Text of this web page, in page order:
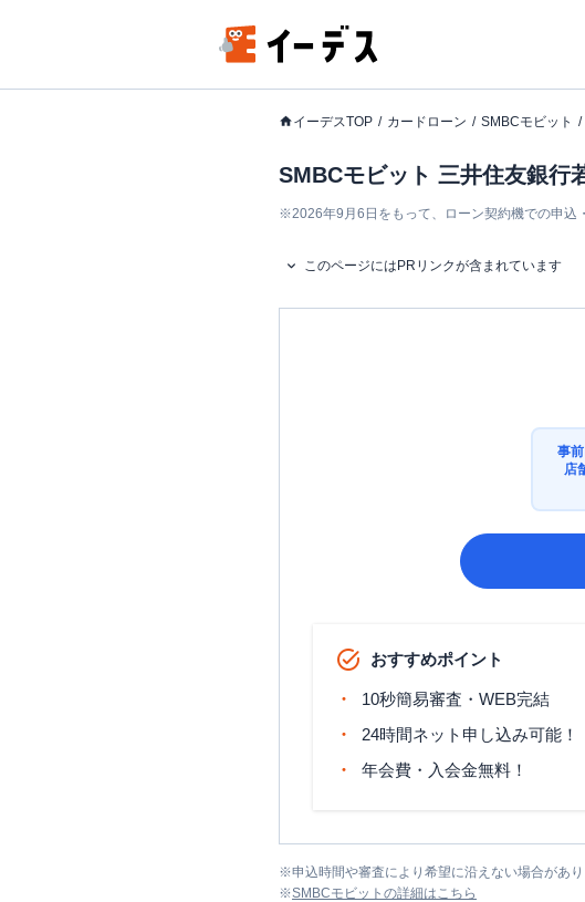
イーデスTOP カードローン SMBCモビット
SMBCモビット 三井住友銀行
※2026年9月6日をもって、ローン契約機での申込
このページにはPRリンクが含まれています
事
店
おすすめポイント
10秒簡易審査・WEB完結
24時間ネット申し込み可能！
年会費・入会金無料！
※申込時間や審査により希望に沿えない場合があり
※SMBCモビット の詳細はこちら